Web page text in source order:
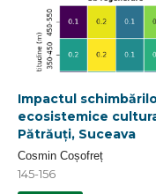
Impactul
ecosistemice
Pătrăuți, Suceava
Cosmin Coșofreț
145-156